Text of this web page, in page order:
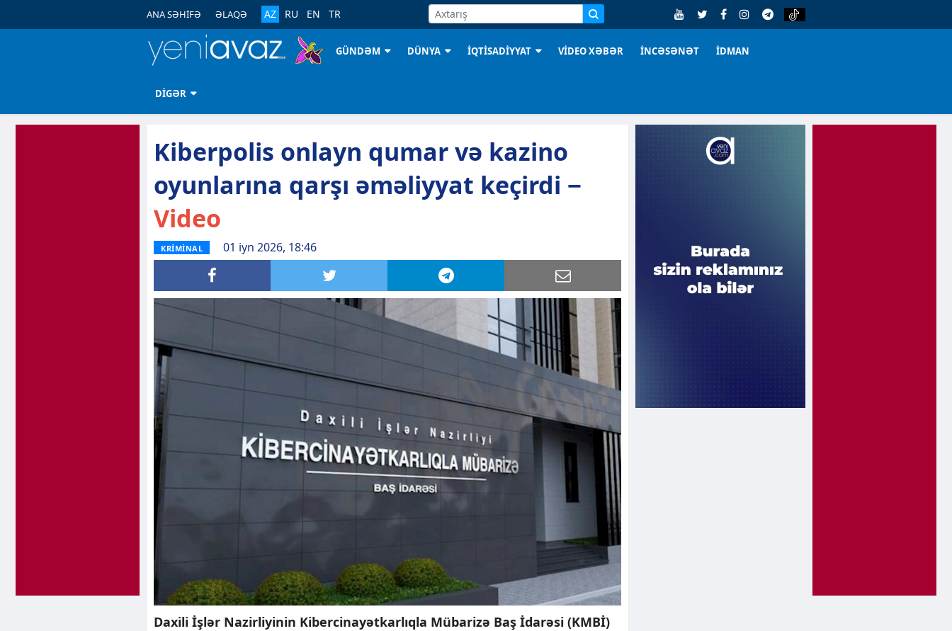
ANA SƏHİFƏ ƏLAQƏ AZ RU EN TR
GÜNDƏM DÜNYA İQTİSADİYYAT VİDEO XƏBƏR İNCƏSƏNƏT İDMAN
DİGƏR
Kiberpolis onlayn qumar və kazino
oyunlarına qarşı əməliyyat keçirdi −
Video
KRİMİNAL 01 iyn 2026, 18:46
Daxili İşlər Nazirliyinin Kibercinayətkarlıqla Mübarizə Baş İdarəsi (KMBİ)